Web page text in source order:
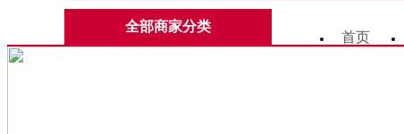
全部商家分类
首页